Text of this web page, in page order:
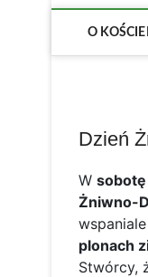
O
Dzień
W sobotę
Żniwno-
plonach
Stwórcy,